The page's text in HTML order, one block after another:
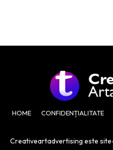
HOME CONFIDENȚIALITATE
Creativeartadvertising este